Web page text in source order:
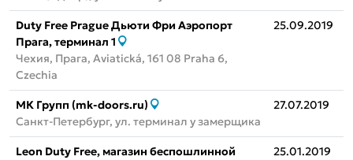
Duty Free Prague Дьюти Фри Аэропорт
Прага, терминал 1
Чехия, Прага, Aviatická, 161 08 Praha 6,
Czechia
25.09.2019
МК Групп (mk-doors.ru)
Санкт-Петербург, ул. терминал у замерщика
27.07.2019
Leon Duty Free, магазин беспошлинной
25.01.2019